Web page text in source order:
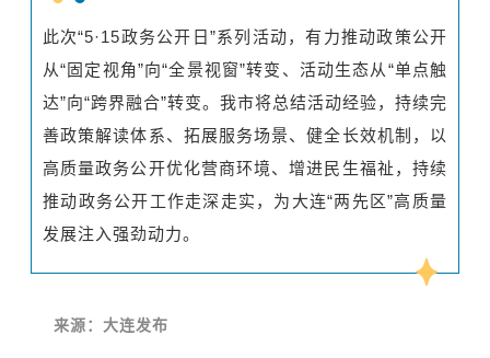
此次“5·15政务公开日”系列活动，有力推动政策公开
从“固定视角”向“全景视窗”转变、活动生态从“单点触
达”向“跨界融合”转变。我市将总结活动经验，持续完
善政策解读体系、拓展服务场景、健全长效机制，以
高质量政务公开优化营商环境、增进民生福祉，持续
推动政务公开工作走深走实，为大连“两先区”高质量
发展注入强劲动力。
来源：大连发布